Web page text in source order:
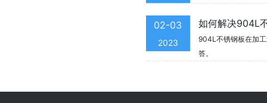
02-03
2023
如何解决904L
904L不锈钢板在加
答。